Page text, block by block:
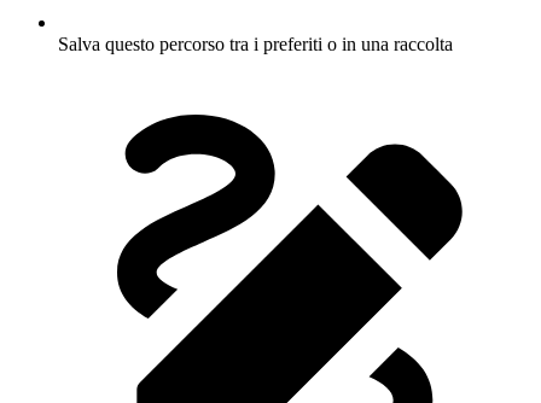
Salva questo percorso tra i preferiti o in una raccolta